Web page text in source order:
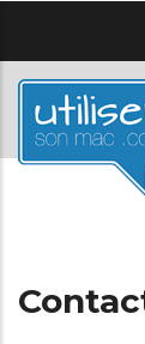
contenu
principal